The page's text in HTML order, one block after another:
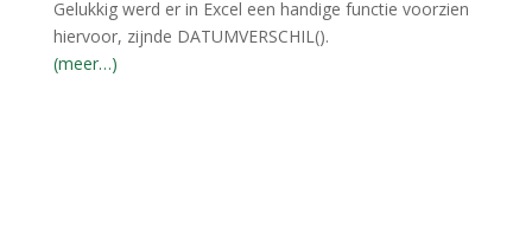
Gelukkig werd er in Excel een handige functie voorzien
hiervoor, zijnde DATUMVERSCHIL().
(meer…)